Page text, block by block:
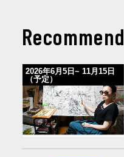
Recommend
2026年6⽉5⽇~ 11⽉15⽇
（予定）